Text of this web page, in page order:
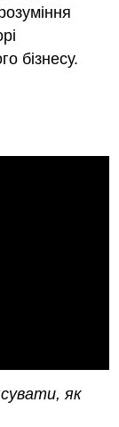
бізнесу.
як